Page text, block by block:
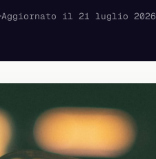
Aggiornato il 21 luglio 2026